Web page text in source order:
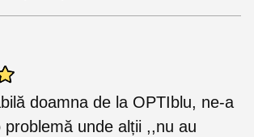
doamna de la OPTIblu, ne-a
unde alții ,,nu au